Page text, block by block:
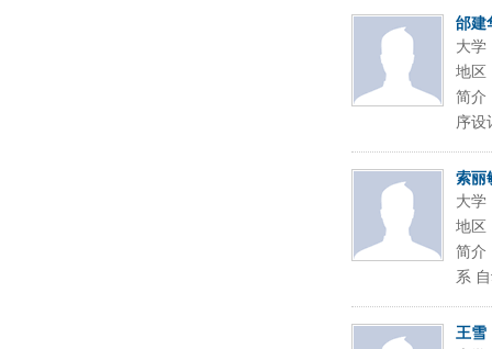
邰建
大学
地区
简介
序设
索丽
大学
地区
简介
系
王雪